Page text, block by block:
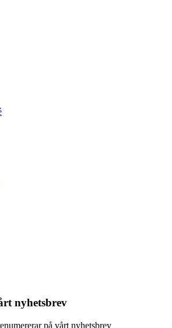
nyhetsbrev
på vårt nyhetsbrev